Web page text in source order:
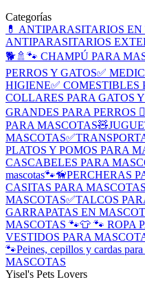
Categorías
💊 ANTIPARASITARIOS
ANTIPARASITARIOS
🐕🚿🐾 CHAMPÚ PARA
PERROS Y GATOS✅
HIGIENE✅ COMESTIBLES
COLLARES PARA GATOS Y
GRANDES PARA PERROS
PARA MASCOTAS
MASCOTAS
PLATOS Y POMOS PARA
CASCABELES PARA
mascotas🐾🦮PERCHERAS
CASITAS PARA MASCOTAS
MASCOTAS✅TALCOS
GARRAPATAS EN
MASCOTAS 🐾👕 🐾 ROPA
VESTIDOS PARA
🐾Peines, cepillos y cardas para
MASCOTAS
Yisel's Pets Lovers